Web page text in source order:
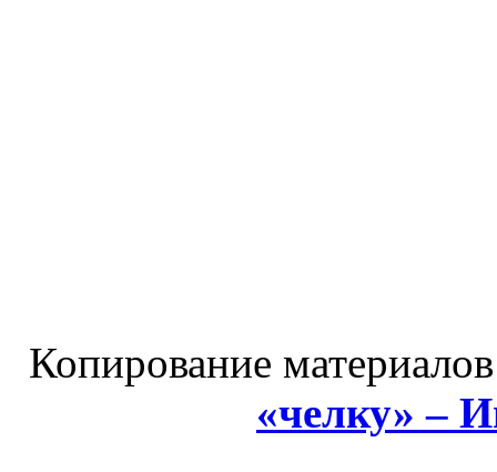
Копирование
«челку» –